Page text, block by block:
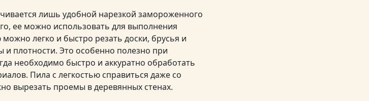
лишь удобной нарезкой замороженного
ее можно использовать для выполнения
легко и быстро резать доски, брусья и
плотности. Это особенно полезно при
необходимо быстро и аккуратно обработать
Пила с легкостью справиться даже со
вырезать проемы в деревянных стенах.